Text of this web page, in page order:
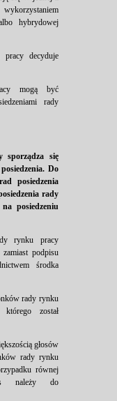
hybrydowej
decyduje
mogą być
rady
sporządza się
Do
posiedzenia
rady
posiedzeniu
rynku pracy
podpisu
środka
rady rynku
został
głosów
rady rynku
równej
należy do